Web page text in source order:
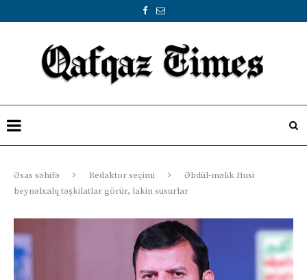
Əsas səhifə Redaktor seçimi
Əbdül-məlik Husi
beynəlxalq təşkilatlar görür, lakin susurlar